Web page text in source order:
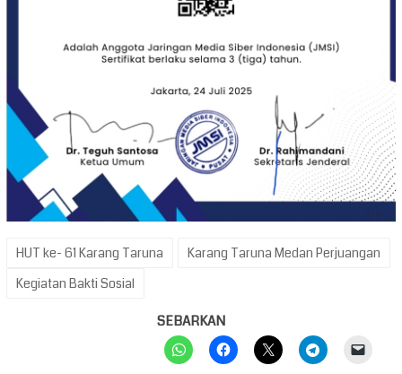
HUT ke- 61 Karang Taruna
Karang Taruna Medan Perjuangan
Kegiatan Bakti Sosial
SEBARKAN